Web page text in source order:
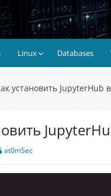
Linux Databases
установить JupyterHub
at0mSec